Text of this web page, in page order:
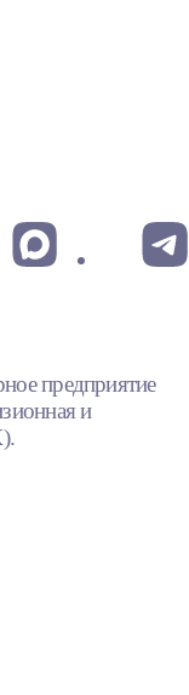
предприятие
и